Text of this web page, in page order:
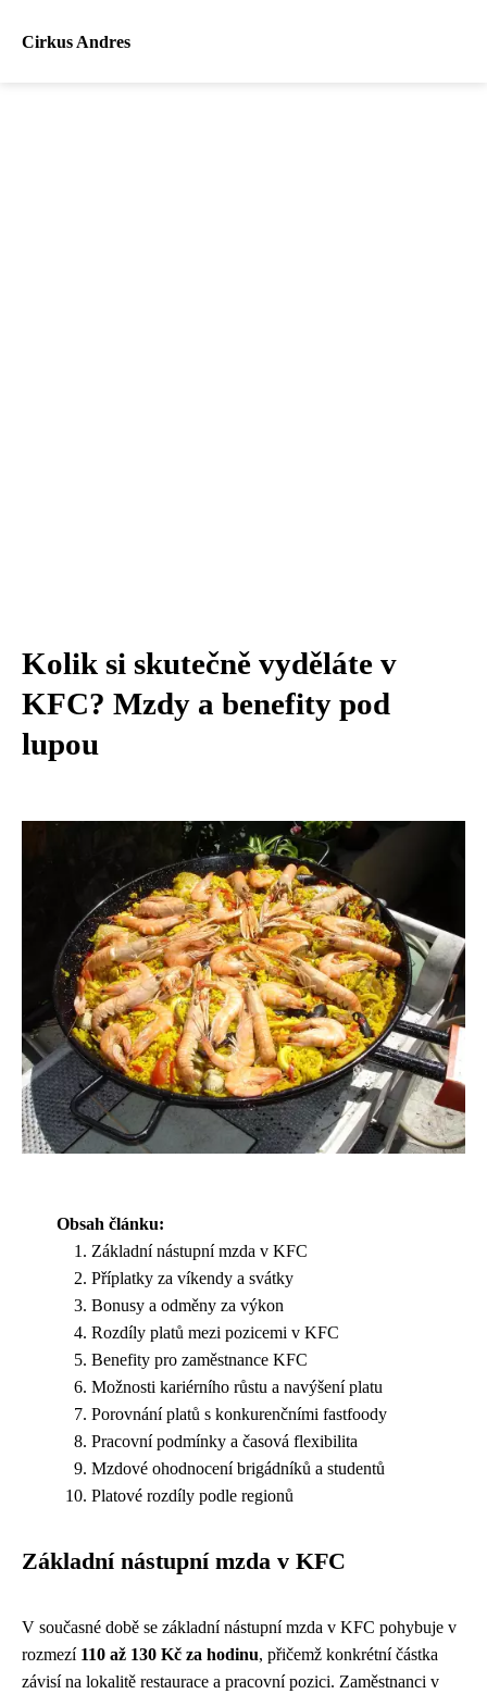
Cirkus Andres
Kolik si skutečně vyděláte v
KFC? Mzdy a benefity pod
lupou
Obsah článku:
Základní nástupní mzda v KFC
Příplatky za víkendy a svátky
Bonusy a odměny za výkon
Rozdíly platů mezi pozicemi v KFC
Benefity pro zaměstnance KFC
Možnosti kariérního růstu a navýšení platu
Porovnání platů s konkurenčními fastfoody
Pracovní podmínky a časová flexibilita
Mzdové ohodnocení brigádníků a studentů
Platové rozdíly podle regionů
Základní nástupní mzda v KFC
V současné době se základní nástupní mzda v KFC pohybuje v
rozmezí 110 až 130 Kč za hodinu, přičemž konkrétní částka
závisí na lokalitě restaurace a pracovní pozici. Zaměstnanci v